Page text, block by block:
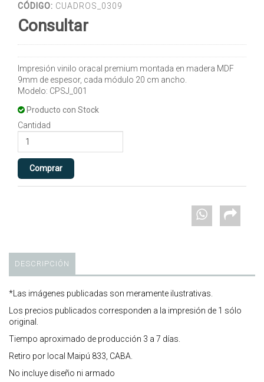
CÓDIGO: CUADROS_0309
Consultar
Impresión vinilo oracal premium montada en madera MDF
9mm de espesor, cada módulo 20 cm ancho.
Modelo: CPSJ_001
Producto con Stock
Cantidad
DESCRIPCIÓN
*Las imágenes publicadas son meramente ilustrativas.
Los precios publicados corresponden a la impresión de 1 sólo
original.
Tiempo aproximado de producción 3 a 7 días.
Retiro por local Maipú 833, CABA.
No incluye diseño ni armado